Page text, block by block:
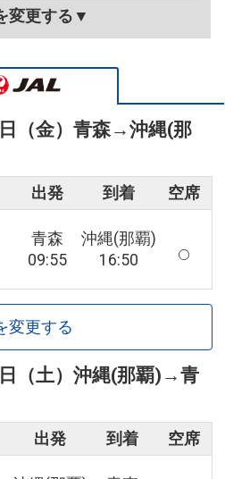
変更する▼
（金） 青森→沖縄(那
出発 到着 空席
青森
09:55
沖縄(那覇)
16:50
変更する
（土） 沖縄(那覇) →青
出発 到着 空席